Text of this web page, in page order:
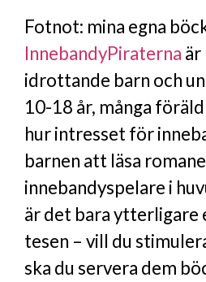
Fotnot: mina egna
InnebandyPiraterna är
idrottande barn och
10-18 år, många
hur intresset för
barnen att läsa
innebandyspelare i
är det bara ytterligare
tesen – vill du
ska du servera dem